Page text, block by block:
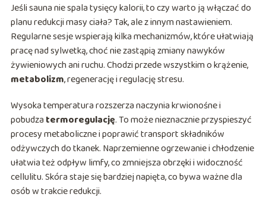
Jeśli sauna nie spala tysięcy kalorii, to czy warto ją włączać do
planu redukcji masy ciała? Tak, ale z innym nastawieniem.
Regularne sesje wspierają kilka mechanizmów, które ułatwiają
pracę nad sylwetką, choć nie zastąpią zmiany nawyków
żywieniowych ani ruchu. Chodzi przede wszystkim o krążenie,
metabolizm, regenerację i regulację stresu.
Wysoka temperatura rozszerza naczynia krwionośne i
pobudza termoregulację. To może nieznacznie przyspieszyć
procesy metaboliczne i poprawić transport składników
odżywczych do tkanek. Naprzemienne ogrzewanie i chłodzenie
ułatwia też odpływ limfy, co zmniejsza obrzęki i widoczność
cellulitu. Skóra staje się bardziej napięta, co bywa ważne dla
osób w trakcie redukcji.